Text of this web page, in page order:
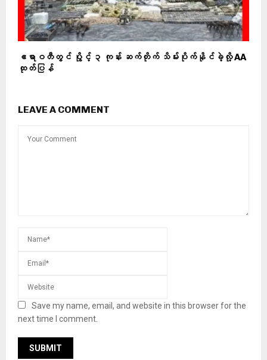
ဧရာဝတီတွင် ပွိုင့် ၃ ကုန်း ဆက်တိုက် သိမ်းပိုက်နိုင်ခဲ့လို့ AA
ထုတ်ပြန်
LEAVE A COMMENT
Save my name, email, and website in this browser for the
next time I comment.